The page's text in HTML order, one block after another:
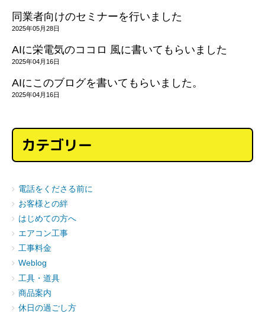
同業者向けのセミナーを行いました
2025年05月28日
AIに栄電気のココロ 風に書いてもらいました
2025年04月16日
AIにこのブログを書いてもらいました。
2025年04月16日
カテゴリー
電話をくださる前に
お客様との絆
はじめての方へ
エアコン工事
工事料金
Weblog
工具・道具
商品案内
休日の過ごし方